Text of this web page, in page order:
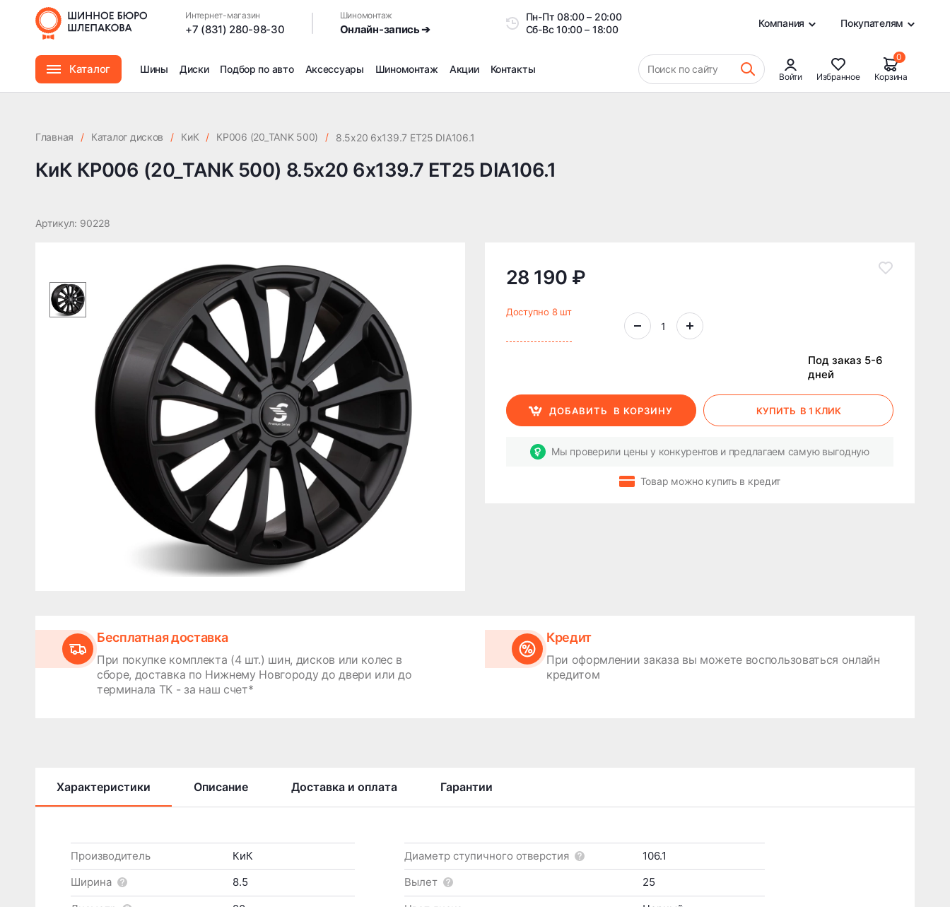
Интернет-магазин
+7 (831) 280-98-30
Шиномонтаж
Онлайн-запись ➔
Пн-Пт08:00 – 20:00
Сб-Вс10:00 – 18:00
Компания Покупателям
Каталог Шины Диски Подбор по авто Аксессуары Шиномонтаж
Сезонное хранение
Дошиповка, Ошиповка, Перешиповка зимней резины
Шумоизоляция покрышек
Подбор запчастей
Акции Контакты Поиск по сайту
Войти Избранное
0
Корзина
КиК КР006 (20_TANK 500) 8.5x20 6x139.7 ET25 DIA106.1
Главная / Каталог дисков / КиК / КР006 (20_TANK 500) / 8.5x20 6x139.7 ET25 DIA106.1
КиК КР006 (20_TANK 500) 8.5x20 6x139.7 ET25 DIA106.1
Артикул: 90228
28 190 ₽
Доступно 8 шт
Под заказ 5-6
дней
ДОБАВИТЬ В КОРЗИНУ КУПИТЬ В 1 КЛИК
Мы проверили цены у конкурентов и предлагаем самую выгодную
Товар можно купить в кредит
Бесплатная доставка
При покупке комплекта (4 шт.) шин, дисков или колес в
сборе, доставка по Нижнему Новгороду до двери или до
терминала ТК - за наш счет*
Кредит
При оформлении заказа вы можете воспользоваться онлайн
кредитом
Характеристики Описание Доставка и оплата Гарантии
Производитель
КиК
Ширина
8.5
Диаметр ступичного отверстия
106.1
Вылет
25